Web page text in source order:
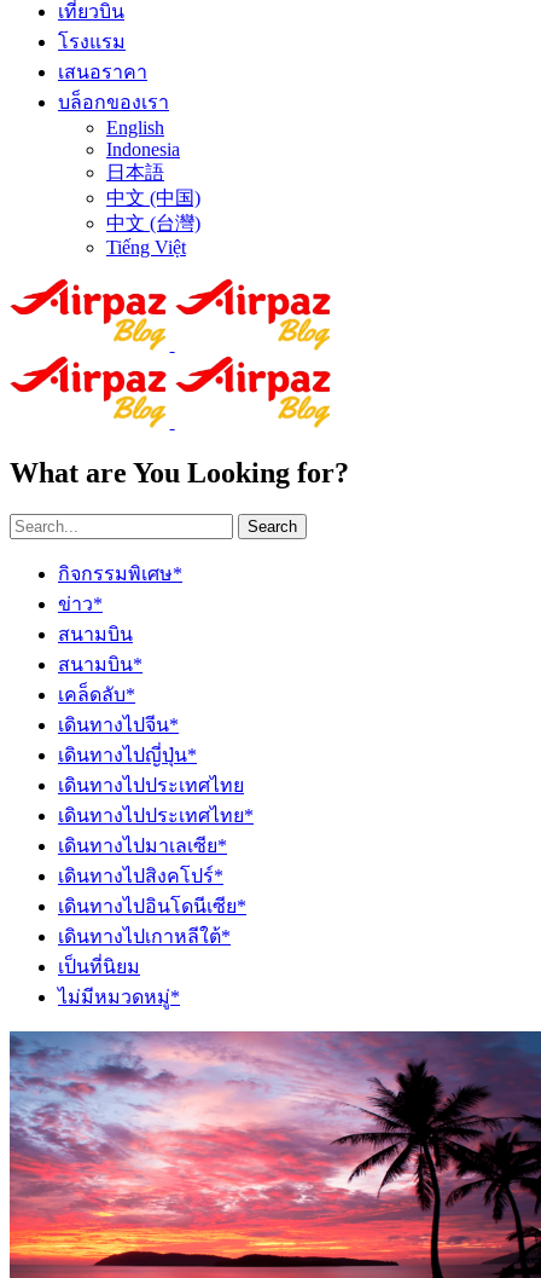
เที่ยวบิน
โรงแรม
เสนอราคา
บล็อกของเรา
English
Indonesia
日本語
中文 (中国)
中文 (台灣)
Tiếng Việt
What are You Looking for?
Search
กิจกรรมพิเศษ*
ข่าว*
สนามบิน
สนามบิน*
เคล็ดลับ*
เดินทางไปจีน*
เดินทางไปญี่ปุ่น*
เดินทางไปประเทศไทย
เดินทางไปประเทศไทย*
เดินทางไปมาเลเซีย*
เดินทางไปสิงคโปร์*
เดินทางไปอินโดนีเซีย*
เดินทางไปเกาหลีใต้*
เป็นที่นิยม
ไม่มีหมวดหมู่*